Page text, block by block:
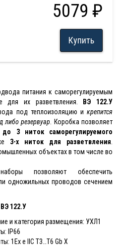
5079 ₽
Купить
питания к саморегулируемым
их разветвления.
ВЭ 122.У
под теплоизоляцию и крепится
либо резервуар . Коробка позволяет
3 ниток саморегулируемого
3-х ниток для разветвления
объектах в том числе во
позволяют обеспечить
одножильных проводов сечением
122.У
и категория размещения: УХЛ1
IP66
1Ex e IIC T3…T6 Gb X